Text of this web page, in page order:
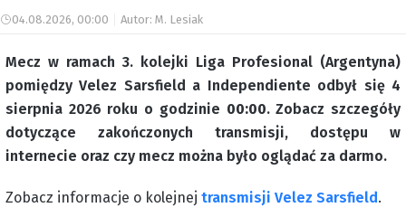
04.08.2026, 00:00 Autor: M. Lesiak
Mecz w ramach 3. kolejki Liga Profesional (Argentyna)
pomiędzy Velez Sarsfield a Independiente odbył się 4
sierpnia 2026 roku o godzinie 00:00. Zobacz szczegóły
dotyczące zakończonych transmisji, dostępu w
internecie oraz czy mecz można było oglądać za darmo.
Zobacz informacje o kolejnej transmisji Velez Sarsfield.